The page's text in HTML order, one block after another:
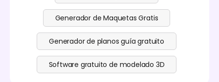
Generador de Maquetas Gratis
Generador de planos guía gratuito
Software gratuito de modelado 3D